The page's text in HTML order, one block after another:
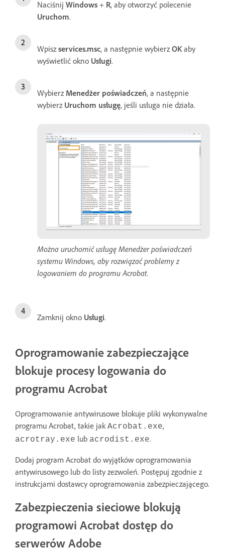
Naciśnij Windows + R, aby otworzyć polecenie
Uruchom.
Wpisz services.msc, a następnie wybierz OK aby
wyświetlić okno Usługi.
Wybierz Menedżer poświadczeń, a następnie
wybierz Uruchom usługę, jeśli usługa nie działa.
Można uruchomić usługę Menedżer poświadczeń
systemu Windows, aby rozwiązać problemy z
logowaniem do programu Acrobat.
Zamknij okno Usługi.
Oprogramowanie zabezpieczające
blokuje procesy logowania do
programu Acrobat
Oprogramowanie antywirusowe blokuje pliki wykonywalne
programu Acrobat, takie jak Acrobat.exe,
acrotray.exe lub acrodist.exe.
Dodaj program Acrobat do wyjątków oprogramowania
antywirusowego lub do listy zezwoleń. Postępuj zgodnie z
instrukcjami dostawcy oprogramowania zabezpieczającego.
Zabezpieczenia sieciowe blokują
programowi Acrobat dostęp do
serwerów Adobe